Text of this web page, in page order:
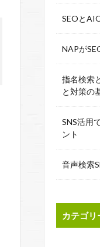
SEOと
NAPが
指名検索
と対策の
SNS活用
ント
音声検索
カテゴリ